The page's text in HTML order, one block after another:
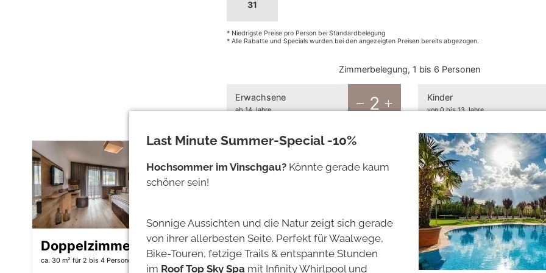
31
* Niedrigste Preise pro Person bei Standardbelegung
* Alle Rabatte und Specials wurden bei den angezeigten Preisen bereits abgezogen.
Zimmerbelegung, 1 bis 6 Personen
Erwachsene
ab 14 Jahre 2 Kinder
von 0 bis 13 Jahre
Doppelzimmer Bergfex
ca. 30 m² für 2 bis 4 Personen
Junior Suite
ca. 38 m² für 2 bis 4 Personen
Mountain Living
ca. 43 m² für 2 bis 4 Personen
Last Minute Summer-Special -10%
Hochsommer im Vinschgau? Könnte gerade kaum
schöner sein!
Sonnige Aussichten und die Natur zeigt sich gerade
von ihrer allerbesten Seite. Perfekt für Waalwege,
Bike-Touren, fetzige Trails & entspannte Stunden
im Roof Top Sky Spa mit Infinity Whirlpool und